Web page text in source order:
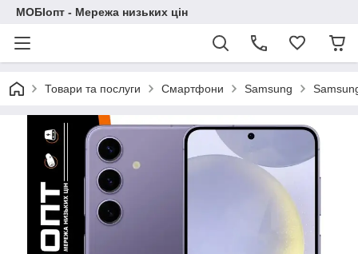
МОБІопт - Мережа низьких цін
Товари та послуги Смартфони Samsung